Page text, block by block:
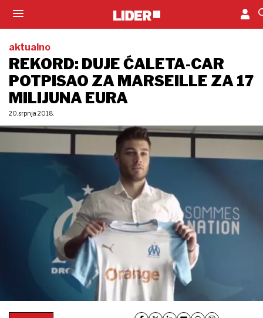
aktualno
REKORD: DUJE ĆALETA-CAR
POTPISAO ZA MARSEILLE ZA 17
MILIJUNA EURA
20. srpnja 2018.